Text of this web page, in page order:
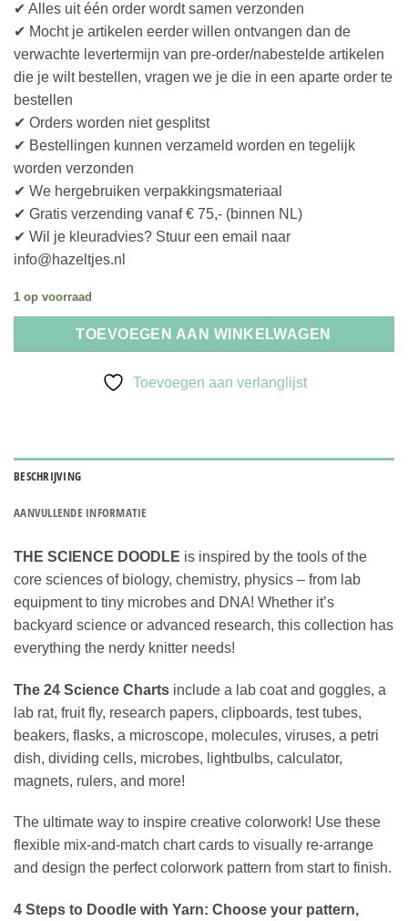
✔ Alles uit één order wordt samen verzonden
✔ Mocht je artikelen eerder willen ontvangen dan de
verwachte levertermijn van pre-order/nabestelde artikelen
die je wilt bestellen, vragen we je die in een aparte order te
bestellen
✔ Orders worden niet gesplitst
✔ Bestellingen kunnen verzameld worden en tegelijk
worden verzonden
✔ We hergebruiken verpakkingsmateriaal
✔ Gratis verzending vanaf € 75,- (binnen NL)
✔ Wil je kleuradvies? Stuur een email naar
info@hazeltjes.nl
1 op voorraad
TOEVOEGEN AAN WINKELWAGEN
Toevoegen aan verlanglijst
BESCHRIJVING
AANVULLENDE INFORMATIE
THE SCIENCE DOODLE is inspired by the tools of the
core sciences of biology, chemistry, physics – from lab
equipment to tiny microbes and DNA! Whether it’s
backyard science or advanced research, this collection has
everything the nerdy knitter needs!
The 24 Science Charts include a lab coat and goggles, a
lab rat, fruit fly, research papers, clipboards, test tubes,
beakers, flasks, a microscope, molecules, viruses, a petri
dish, dividing cells, microbes, lightbulbs, calculator,
magnets, rulers, and more!
The ultimate way to inspire creative colorwork! Use these
flexible mix-and-match chart cards to visually re-arrange
and design the perfect colorwork pattern from start to finish.
4 Steps to Doodle with Yarn: Choose your pattern,